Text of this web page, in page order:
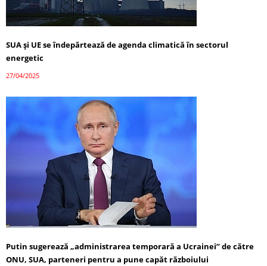
SUA și UE se îndepărtează de agenda climatică în sectorul
energetic
27/04/2025
Putin sugerează „administrarea temporară a Ucrainei” de către
ONU, SUA, parteneri pentru a pune capăt războiului